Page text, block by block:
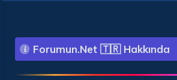
Forumun.Net 🇹🇷 Hakkında